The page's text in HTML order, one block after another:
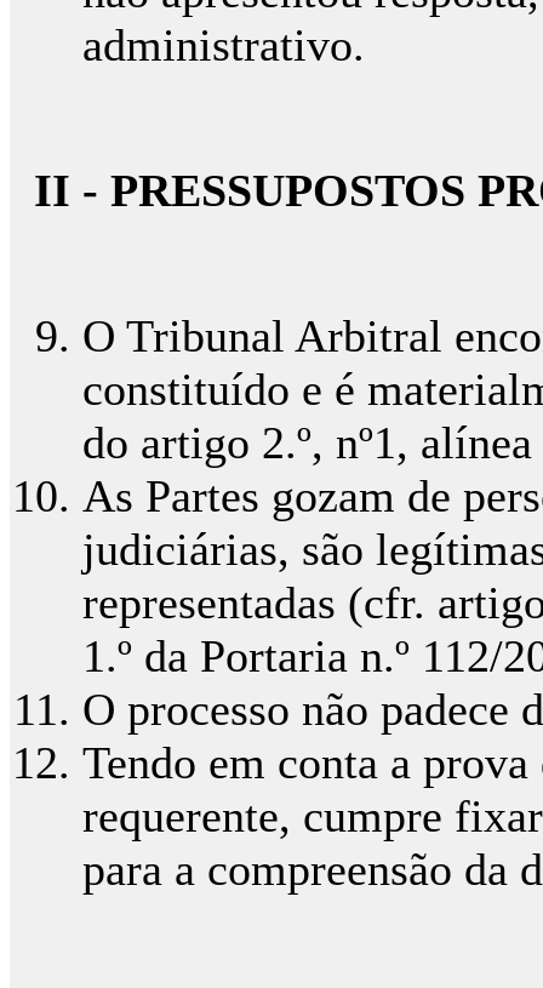
administrativo.
II - PRESSUPOSTOS
O Tribunal Arbitral
constituído e é
do artigo 2.º, nº1,
As Partes gozam de
judiciárias, são
representadas (cfr.
1.º da Portaria n.º 112/
O processo não
Tendo em conta a
requerente, cumpre
para a compreensão da